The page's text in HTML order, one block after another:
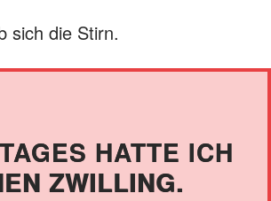
sich die Stirn.
HATTE ICH
ZWILLING.